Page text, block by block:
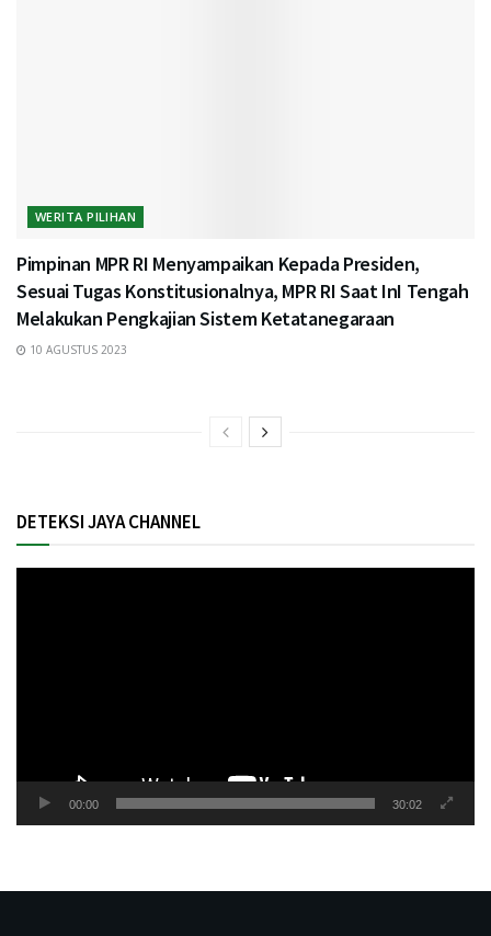
WERITA PILIHAN
Pimpinan MPR RI Menyampaikan Kepada Presiden,
Sesuai Tugas Konstitusionalnya, MPR RI Saat InI Tengah
Melakukan Pengkajian Sistem Ketatanegaraan
10 AGUSTUS 2023
DETEKSI JAYA CHANNEL
00:00 30:02